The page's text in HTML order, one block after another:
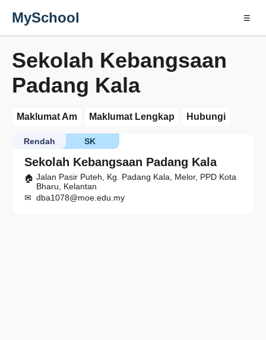
MySchool ☰
Sekolah Kebangsaan
Padang Kala
Maklumat Am Maklumat Lengkap Hubungi
Sekolah Kebangsaan Padang Kala
SK
Rendah
Jalan Pasir Puteh, Kg. Padang Kala, Melor, PPD Kota
Bharu, Kelantan
dba1078@moe.edu.my